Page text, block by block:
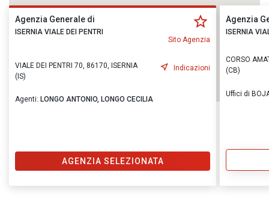
Agenzia Generale di
ISERNIA VIALE DEI PENTRI
Sito Agenzia
VIALE DEI PENTRI 70, 86170, ISERNIA
(IS)
Indicazioni
Agenti: LONGO ANTONIO, LONGO CECILIA
AGENZIA SELEZIONATA
Agenzia
ISERNIA
CORSO
(CB)
Uffici di